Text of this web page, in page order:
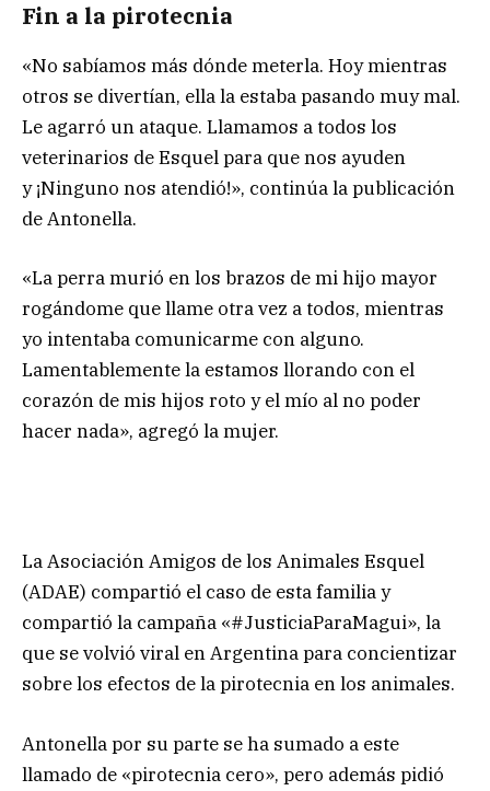
Fin a la pirotecnia
«No sabíamos más dónde meterla. Hoy mientras
otros se divertían, ella la estaba pasando muy mal.
Le agarró un ataque. Llamamos a todos los
veterinarios de Esquel para que nos ayuden
y ¡Ninguno nos atendió!», continúa la publicación
de Antonella.
«La perra murió en los brazos de mi hijo mayor
rogándome que llame otra vez a todos, mientras
yo intentaba comunicarme con alguno.
Lamentablemente la estamos llorando con el
corazón de mis hijos roto y el mío al no poder
hacer nada», agregó la mujer.
La Asociación Amigos de los Animales Esquel
(ADAE) compartió el caso de esta familia y
compartió la campaña «#JusticiaParaMagui», la
que se volvió viral en Argentina para concientizar
sobre los efectos de la pirotecnia en los animales.
Antonella por su parte se ha sumado a este
llamado de «pirotecnia cero», pero además pidió